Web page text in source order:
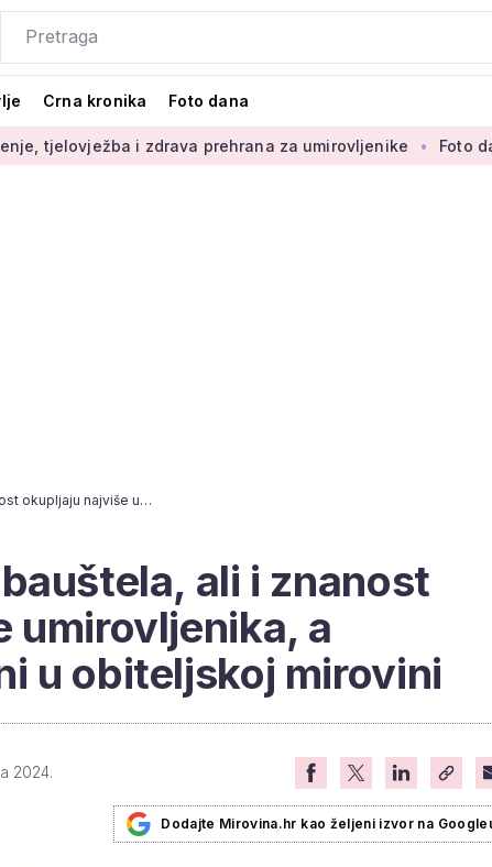
Crna kronika Foto dana
i zdrava prehrana za umirovljenike Foto dana:
Rad na blagajni, bauštela, ali i znanost okupljaju najviše umirovljenika, a najmanje rade oni u obiteljskoj mirovini
ali i znanost
umirovljenika, a
u obiteljskoj mirovini
2024.
Dodajte Mirovina.hr kao željeni izvor na